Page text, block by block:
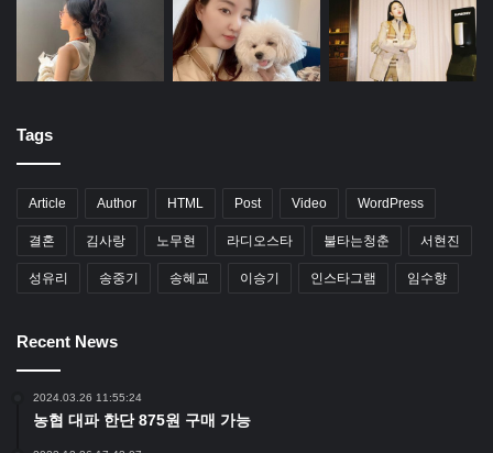
Tags
Article Author HTML Post Video WordPress
결혼 김사랑 노무현 라디오스타 불타는청춘 서현진
성유리 송중기 송혜교 이승기 인스타그램 임수향
Recent News
2024.03.26 11:55:24
농협 대파 한단 875원 구매 가능